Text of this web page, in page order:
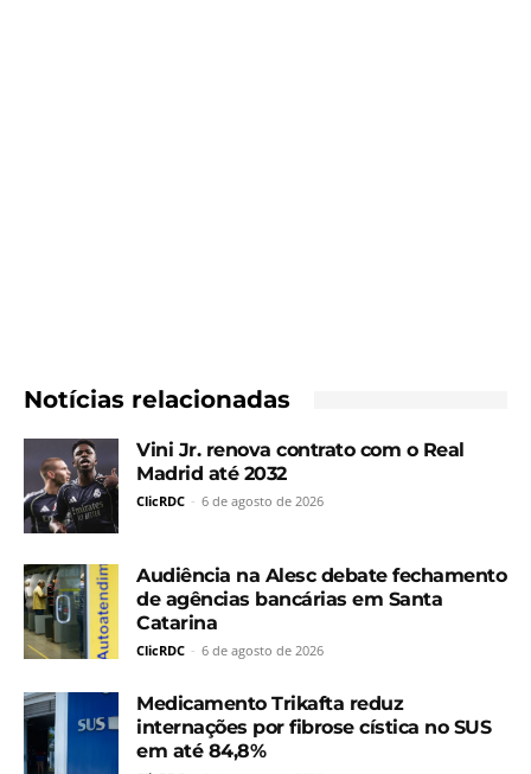
Notícias relacionadas
Vini Jr. renova contrato com o Real
Madrid até 2032
ClicRDC - 6 de agosto de 2026
Audiência na Alesc debate fechamento
de agências bancárias em Santa
Catarina
ClicRDC - 6 de agosto de 2026
Medicamento Trikafta reduz
internações por fibrose cística no SUS
em até 84,8%